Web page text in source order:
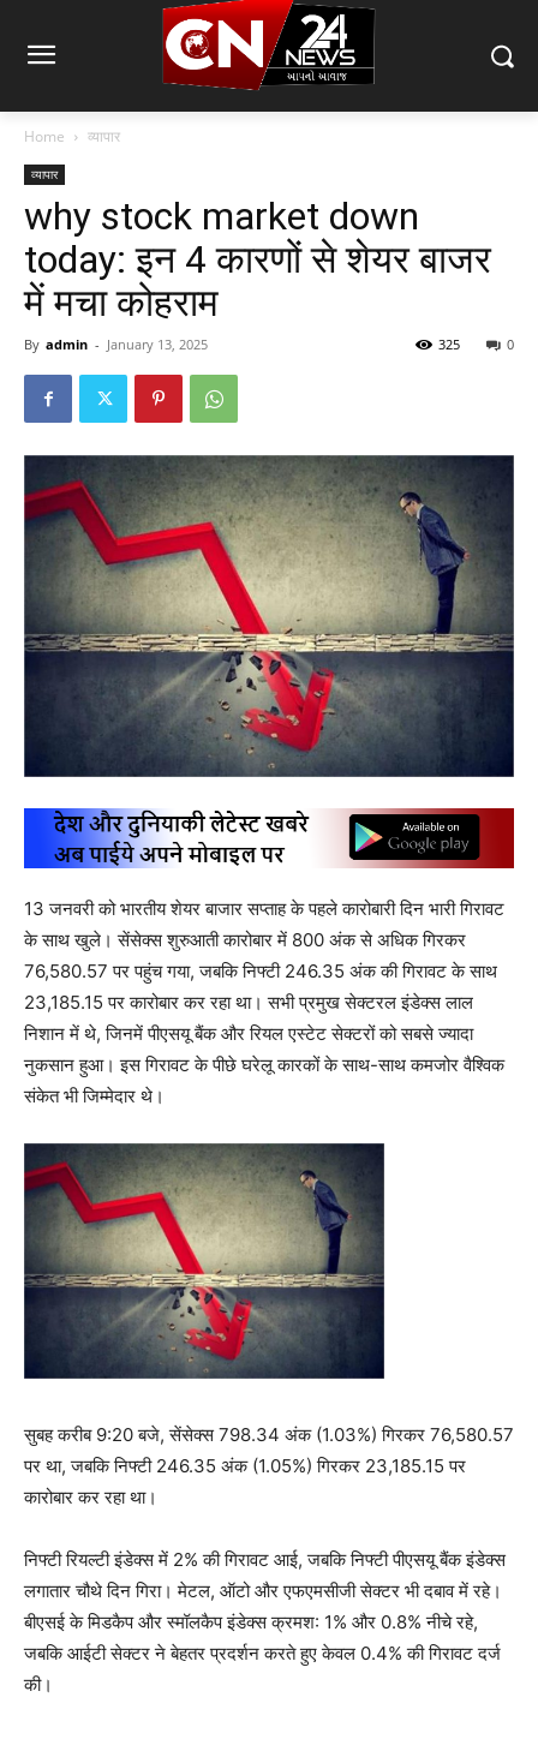
Home व्यापार
व्यापार
why stock market down
today: इन 4 कारणों से शेयर बाजर
में मचा कोहराम
By admin - January 13, 2025 0
325
13 जनवरी को भारतीय शेयर बाजार सप्ताह के पहले कारोबारी दिन भारी गिरावट
के साथ खुले। सेंसेक्स शुरुआती कारोबार में 800 अंक से अधिक गिरकर
76,580.57 पर पहुंच गया, जबकि निफ्टी 246.35 अंक की गिरावट के साथ
23,185.15 पर कारोबार कर रहा था। सभी प्रमुख सेक्टरल इंडेक्स लाल
निशान में थे, जिनमें पीएसयू बैंक और रियल एस्टेट सेक्टरों को सबसे ज्यादा
नुकसान हुआ। इस गिरावट के पीछे घरेलू कारकों के साथ-साथ कमजोर वैश्विक
संकेत भी जिम्मेदार थे।
सुबह करीब 9:20 बजे, सेंसेक्स 798.34 अंक (1.03%) गिरकर 76,580.57
पर था, जबकि निफ्टी 246.35 अंक (1.05%) गिरकर 23,185.15 पर
कारोबार कर रहा था।
निफ्टी रियल्टी इंडेक्स में 2% की गिरावट आई, जबकि निफ्टी पीएसयू बैंक इंडेक्स
लगातार चौथे दिन गिरा। मेटल, ऑटो और एफएमसीजी सेक्टर भी दबाव में रहे।
बीएसई के मिडकैप और स्मॉलकैप इंडेक्स क्रमश: 1% और 0.8% नीचे रहे,
जबकि आईटी सेक्टर ने बेहतर प्रदर्शन करते हुए केवल 0.4% की गिरावट दर्ज
की।